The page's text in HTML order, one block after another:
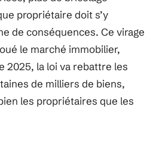
propriétaire doit s’y
de conséquences. Ce virage
le marché immobilier,
2025, la loi va rebattre les
de milliers de biens,
les propriétaires que les